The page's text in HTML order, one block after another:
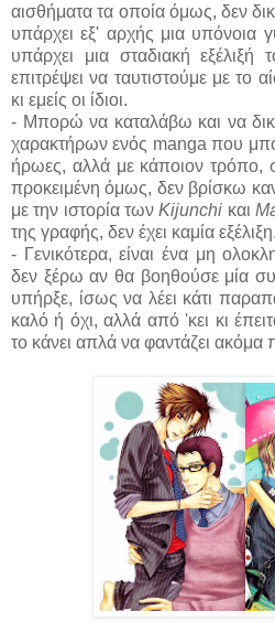
αισθήματα τα οποία όμως, δεν
υπάρχει εξ' αρχής μια
υπάρχει μια σταδιακή
επιτρέψει να ταυτιστούμε με το
κι εμείς οι ίδιοι.
- Μπορώ να καταλάβω και να
χαρακτήρων ενός manga που
ήρωες, αλλά με κάποιον τρόπο,
προκειμένη όμως, δεν βρίσκω
με την ιστορία τωνKijunchi και
της γραφής, δεν έχει καμία εξέλιξη.
- Γενικότερα, είναι ένα μη
δεν ξέρω αν θα βοηθούσε μία
υπήρξε, ίσως να λέει κάτι
καλό ή όχι, αλλά από 'κει κι
το κάνει απλά να φαντάζει ακόμα